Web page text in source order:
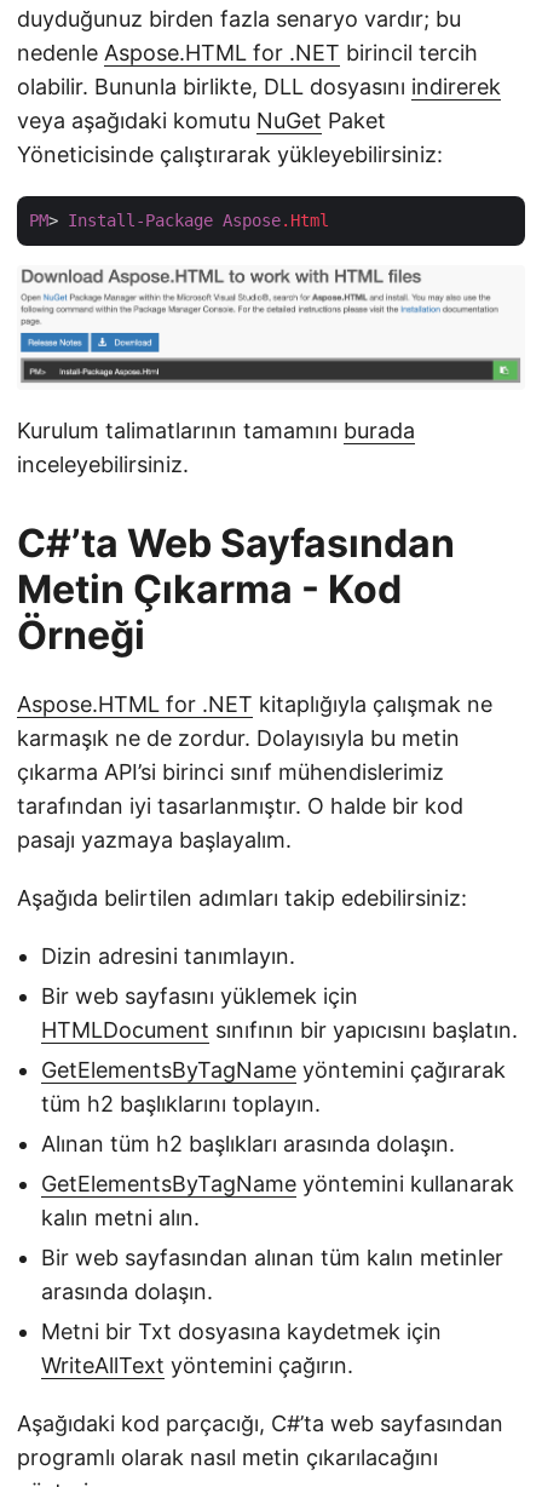
duyduğunuz birden fazla senaryo vardır; bu
nedenle Aspose.HTML for .NET birincil tercih
olabilir. Bununla birlikte, DLL dosyasını indirerek
veya aşağıdaki komutu NuGet Paket
Yöneticisinde çalıştırarak yükleyebilirsiniz:
PM> Install-Package Aspose.Html
Kurulum talimatlarının tamamını burada
inceleyebilirsiniz.
C#’ta Web Sayfasından
Metin Çıkarma - Kod
Örneği
Aspose.HTML for .NET kitaplığıyla çalışmak ne
karmaşık ne de zordur. Dolayısıyla bu metin
çıkarma API’si birinci sınıf mühendislerimiz
tarafından iyi tasarlanmıştır. O halde bir kod
pasajı yazmaya başlayalım.
Aşağıda belirtilen adımları takip edebilirsiniz:
Dizin adresini tanımlayın.
Bir web sayfasını yüklemek için
HTMLDocument sınıfının bir yapıcısını başlatın.
GetElementsByTagName yöntemini çağırarak
tüm h2 başlıklarını toplayın.
Alınan tüm h2 başlıkları arasında dolaşın.
GetElementsByTagName yöntemini kullanarak
kalın metni alın.
Bir web sayfasından alınan tüm kalın metinler
arasında dolaşın.
Metni bir Txt dosyasına kaydetmek için
WriteAllText yöntemini çağırın.
Aşağıdaki kod parçacığı, C#’ta web sayfasından
programlı olarak nasıl metin çıkarılacağını